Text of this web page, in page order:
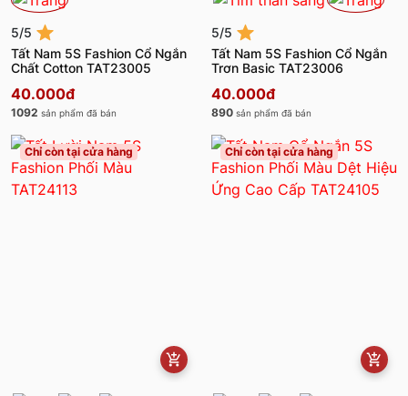
5/5
Tất Nam 5S Fashion Cổ Ngắn
Chất Cotton TAT23005
40.000đ
1092 sản phẩm đã bán
5/5
Tất Nam 5S Fashion Cổ Ngắn
Trơn Basic TAT23006
40.000đ
890 sản phẩm đã bán
Chỉ còn tại cửa hàng Chỉ còn tại cửa hàng